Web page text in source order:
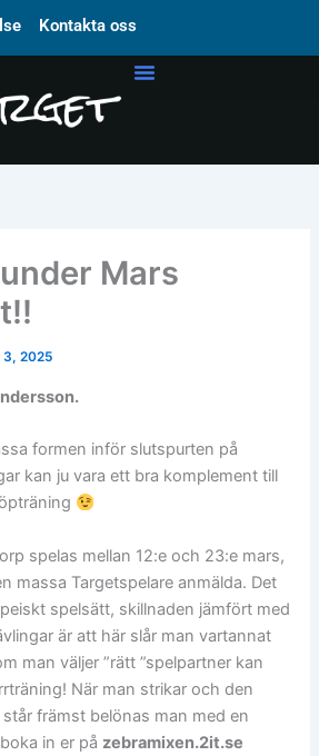
Kontakta oss
Mars
3, 2025
formen inför slutspurten på
kan ju vara ett bra komplement till
spelas mellan 12:e och 23:e mars,
massa Targetspelare anmälda. Det
spelsätt, skillnaden jämfört med
är att här slår man vartannat
man väljer ”rätt ”spelpartner kan
När man strikar och den
främst belönas man med en
in er på zebramixen.2it.se